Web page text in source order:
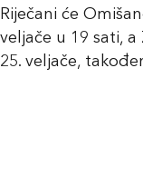
Riječani će
veljače u 19 sati,
25. veljače,